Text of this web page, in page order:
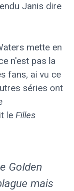
Janis dire
mette en
n'est pas la
fans, ai vu ce
séries ont
le Filles
Golden
mais